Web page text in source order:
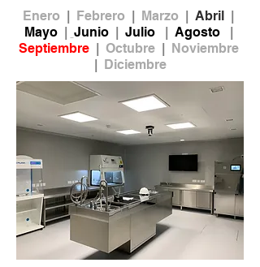
Enero | Febrero | Marzo | Abril |
Mayo | Junio | Julio | Agosto
|
Septiembre | Octubre | Noviembre
| Diciembre